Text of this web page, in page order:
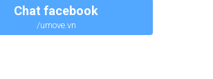
Chat facebook
/umove.vn